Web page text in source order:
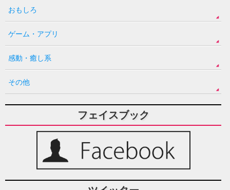
おもしろ
ゲーム・アプリ
感動・癒し系
その他
フェイスブック